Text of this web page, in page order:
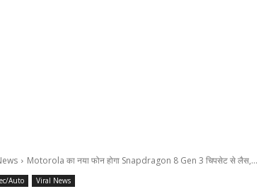
Motorola का नया फोन होगा Snapdragon 8 Gen 3 चिपसेट से लैस,...
Auto Viral News